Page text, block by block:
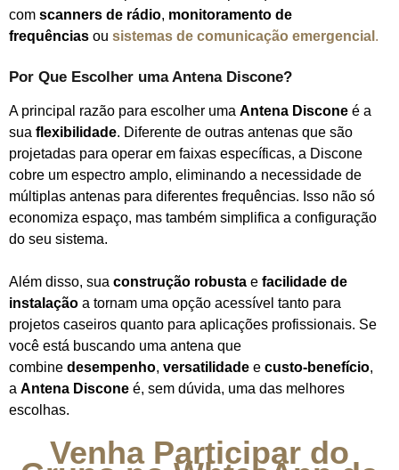
com scanners de rádio, monitoramento de
frequências ou sistemas de comunicação emergencial .
Por Que Escolher uma Antena Discone?
A principal razão para escolher uma Antena Discone é a
sua flexibilidade. Diferente de outras antenas que são
projetadas para operar em faixas específicas, a Discone
cobre um espectro amplo, eliminando a necessidade de
múltiplas antenas para diferentes frequências. Isso não só
economiza espaço, mas também simplifica a configuração
do seu sistema.
Além disso, sua construção robusta e facilidade de
instalação a tornam uma opção acessível tanto para
projetos caseiros quanto para aplicações profissionais. Se
você está buscando uma antena que
combine desempenho, versatilidade e custo-benefício,
a Antena Discone é, sem dúvida, uma das melhores
escolhas.
Venha Participar do